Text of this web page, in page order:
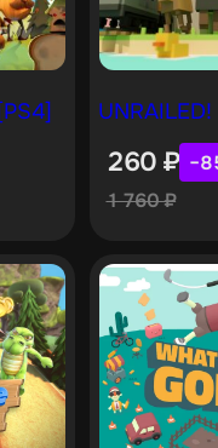
UNRAILED!
260 ₽
1 760₽